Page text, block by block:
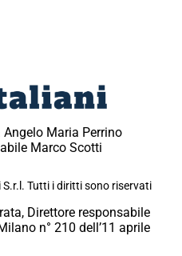
Maria Perrino
Marco Scotti
Tutti i diritti sono riservati
Direttore responsabile
n° 210 dell’11 aprile